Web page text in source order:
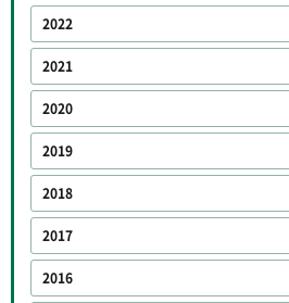
2022
2021
2020
2019
2018
2017
2016